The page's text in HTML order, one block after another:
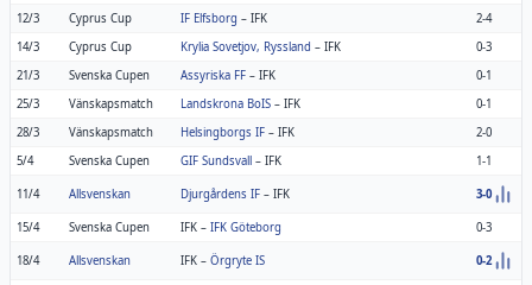
12/3
Cyprus Cup IF Elfsborg – IFK
2-4
14/3
Cyprus Cup Krylia Sovetjov, Ryssland – IFK
0-3
21/3
Svenska Cupen Assyriska FF– IFK
0-1
25/3
Vänskapsmatch Landskrona BoIS– IFK
0-1
28/3
Vänskapsmatch Helsingborgs IF– IFK
2-0
5/4
Svenska Cupen GIF Sundsvall – IFK 1-1
11/4 Allsvenskan Djurgårdens IF– IFK 3-0
15/4 Svenska Cupen IFK– IFK Göteborg 0-3
18/4 Allsvenskan IFK– Örgryte IS 0-2